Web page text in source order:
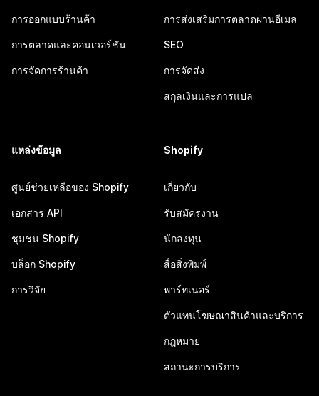
การออกแบบร้านค้า
การตลาดและคอนเวอร์ชัน
การจัดการร้านค้า
การส่งเสริมการตลาดผ่านอีเมล
SEO
การจัดส่ง
สกุลเงินและการแปล
แหล่งข้อมูล
ศูนย์ช่วยเหลือของ Shopify
เอกสาร API
ชุมชน Shopify
บล็อก Shopify
การวิจัย
Shopify
เกี่ยวกับ
รับสมัครงาน
นักลงทุน
สื่อสิ่งพิมพ์
พาร์ทเนอร์
ตัวแทนโฆษณาสินค้าและบริการ
กฎหมาย
สถานะการบริการ